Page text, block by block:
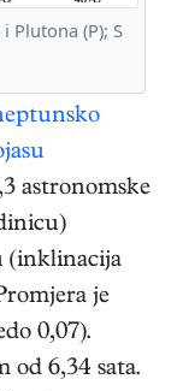
Plutona (P); S
astronomske
(inklinacija
je
0,07).
od 6,34 sata.